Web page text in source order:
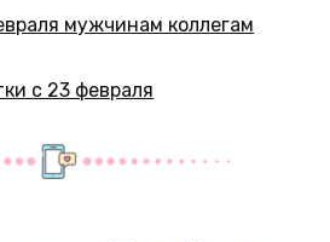
мужчинам коллегам
с 23 февраля